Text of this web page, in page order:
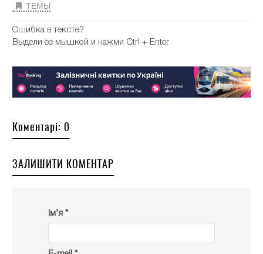
ТЕМЫ
Ошибка в тексте?
Выдели ее мышкой и нажми Ctrl + Enter
Коментарі: 0
ЗАЛИШИТИ КОМЕНТАР
Ім’я *